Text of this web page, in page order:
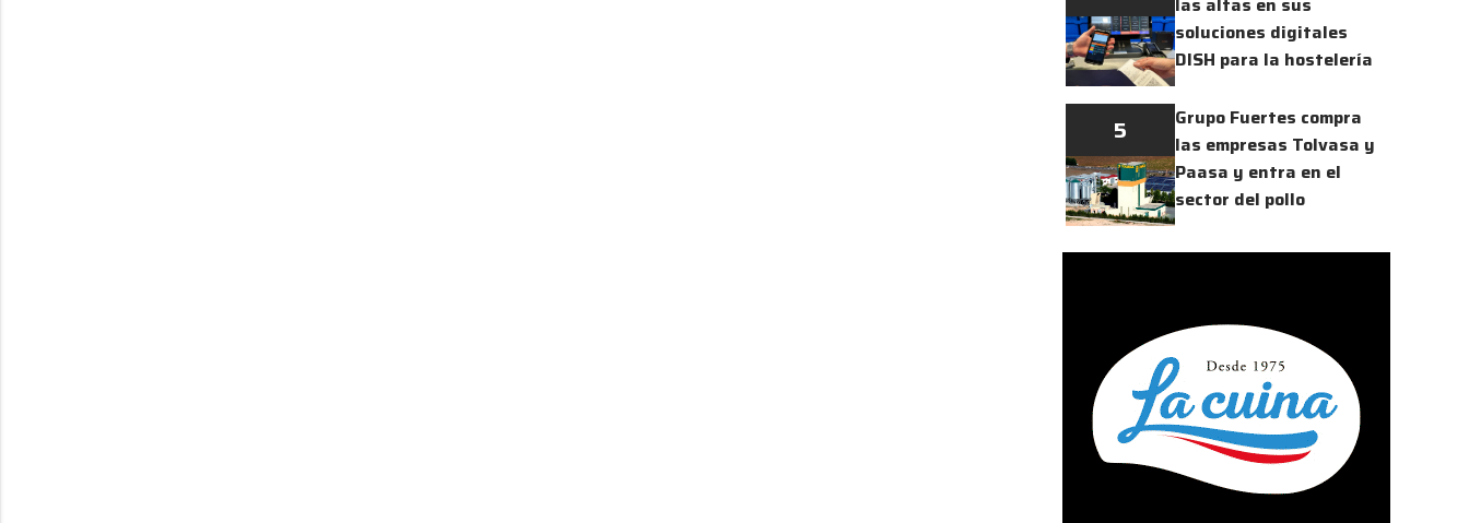
soluciones digitales
DISH para la hostelería
5
Grupo Fuertes compra
las empresas Tolvasa y
Paasa y entra en el
sector del pollo